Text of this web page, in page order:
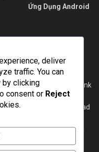
Ứng Dụng Android
+ Portable – Full
– Full Cờ rắc [Google
for Windows 7/10 – Link
Portal V20 – Link download
Hướng dẫn cài đặt – Full
deliver
traffic. You can
by clicking
consent or Reject